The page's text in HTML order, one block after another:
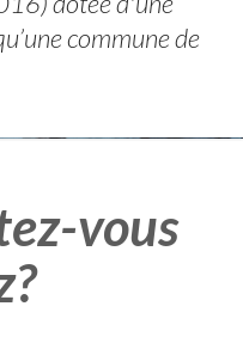
commune de
vous